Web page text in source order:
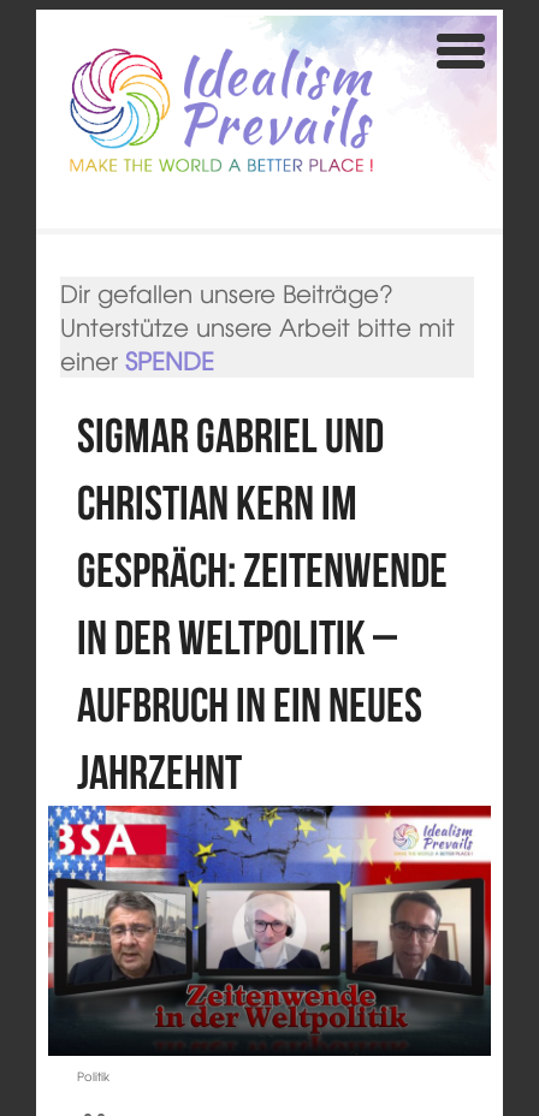
Dir gefallen unsere Beiträge?
Unterstütze unsere Arbeit bitte mit
einer SPENDE
Sigmar Gabriel und
Christian Kern im
Gespräch: Zeitenwende
in der Weltpolitik –
Aufbruch in ein neues
Jahrzehnt
Politik